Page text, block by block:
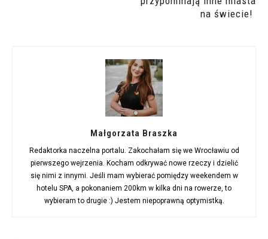
na świecie!
Małgorzata Braszka
Redaktorka naczelna portalu. Zakochałam się we Wrocławiu od
pierwszego wejrzenia. Kocham odkrywać nowe rzeczy i dzielić
się nimi z innymi. Jeśli mam wybierać pomiędzy weekendem w
hotelu SPA, a pokonaniem 200km w kilka dni na rowerze, to
wybieram to drugie :) Jestem niepoprawną optymistką.